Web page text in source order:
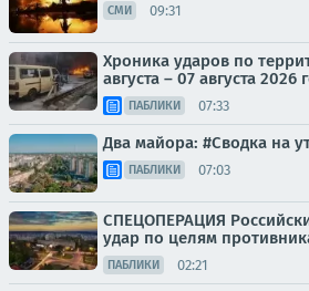
СМИ 09:31
Хроника ударов по
августа – 07 августа 2026
ПАБЛИКИ 07:33
Два майора: #Сводка на
ПАБЛИКИ 07:03
СПЕЦОПЕРАЦИЯ
удар по целям
ПАБЛИКИ 02:21